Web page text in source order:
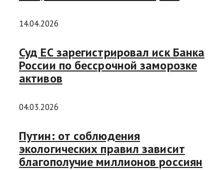
14.04.2026
Суд ЕС зарегистрировал иск Банка
России по бессрочной заморозке
активов
04.03.2026
Путин: от соблюдения
экологических правил зависит
благополучие миллионов россиян